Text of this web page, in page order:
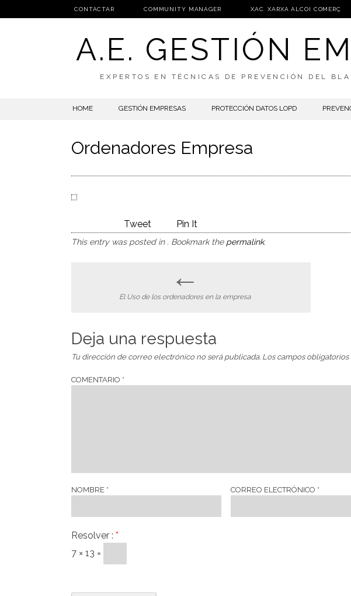
CONTACTAR COMMUNITY MANAGER XAC. XARXA ALCOI COMERÇ
A.E. GESTIÓN
EXPERTOS EN TÉCNICAS DE PREVENCIÓN DEL
SKIP
HOME GESTIÓN EMPRESAS PROTECCIÓN DATOS LOPD
Ordenadores Empresa
Tweet Pin It
This entry was posted in . Bookmark the permalink.
←
El Uso de los ordenadores en la empresa
Deja una respuesta
Tu dirección de correo electrónico no será publicada. Los campos
COMENTARIO *
NOMBRE * CORREO ELECTRÓNICO *
Resolver : *
7 × 13 =